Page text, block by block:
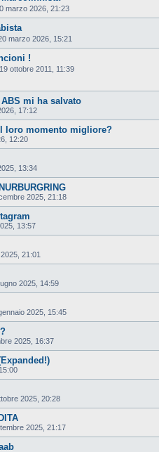
marzo 2026, 21:23
marzo 2026, 15:21
!
ottobre 2011, 11:39
mi ha salvato
17:12
loro momento migliore?
12:20
13:34
2025, 21:18
13:57
21:01
2025, 14:59
2025, 15:45
2025, 16:37
2025, 20:28
2025, 21:17